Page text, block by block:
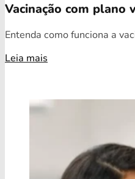
Vacinação com plano
Entenda como funciona a
Leia mais